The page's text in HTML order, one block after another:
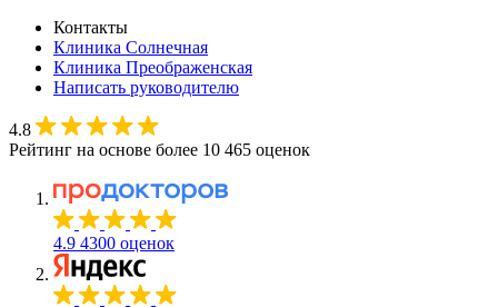
Контакты
Клиника Солнечная
Клиника Преображенская
Написать руководителю
4.8
Рейтинг на основе более 10 465 оценок
4.9 4300 оценок